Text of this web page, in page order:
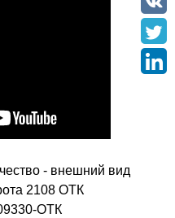
- внешний вид
2108 ОТК
ОТК